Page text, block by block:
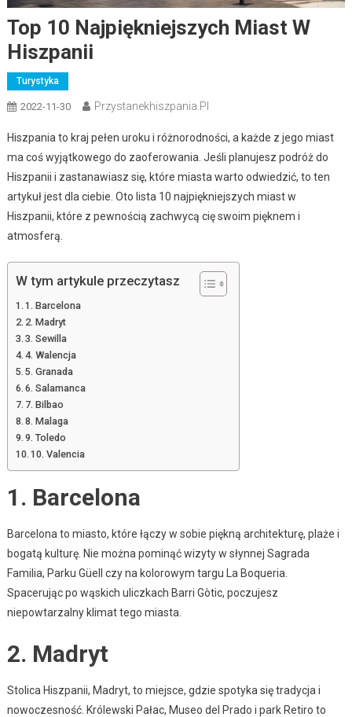
Top 10 Najpiękniejszych Miast W
Hiszpanii
Turystyka
2022-11-30 Przystanekhiszpania.pl
Hiszpania to kraj pełen uroku i różnorodności, a każde z jego miast
ma coś wyjątkowego do zaoferowania. Jeśli planujesz podróż do
Hiszpanii i zastanawiasz się, które miasta warto odwiedzić, to ten
artykuł jest dla ciebie. Oto lista 10 najpiękniejszych miast w
Hiszpanii, które z pewnością zachwycą cię swoim pięknem i
atmosferą.
W tym artykule przeczytasz
1. Barcelona
2. Madryt
3. Sewilla
4. Walencja
5. Granada
6. Salamanca
7. Bilbao
8. Malaga
9. Toledo
10. Valencia
1. Barcelona
Barcelona to miasto, które łączy w sobie piękną architekturę, plaże i
bogatą kulturę. Nie można pominąć wizyty w słynnej Sagrada
Familia, Parku Güell czy na kolorowym targu La Boqueria.
Spacerując po wąskich uliczkach Barri Gòtic, poczujesz
niepowtarzalny klimat tego miasta.
2. Madryt
Stolica Hiszpanii, Madryt, to miejsce, gdzie spotyka się tradycja i
nowoczesność. Królewski Pałac, Museo del Prado i park Retiro to